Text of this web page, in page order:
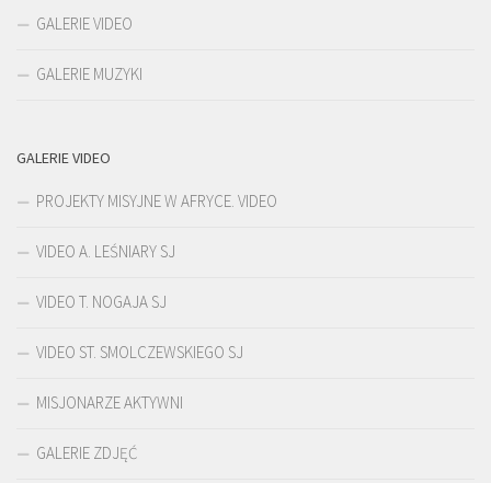
GALERIE VIDEO
GALERIE MUZYKI
GALERIE VIDEO
PROJEKTY MISYJNE W AFRYCE. VIDEO
VIDEO A. LEŚNIARY SJ
VIDEO T. NOGAJA SJ
VIDEO ST. SMOLCZEWSKIEGO SJ
MISJONARZE AKTYWNI
GALERIE ZDJĘĆ